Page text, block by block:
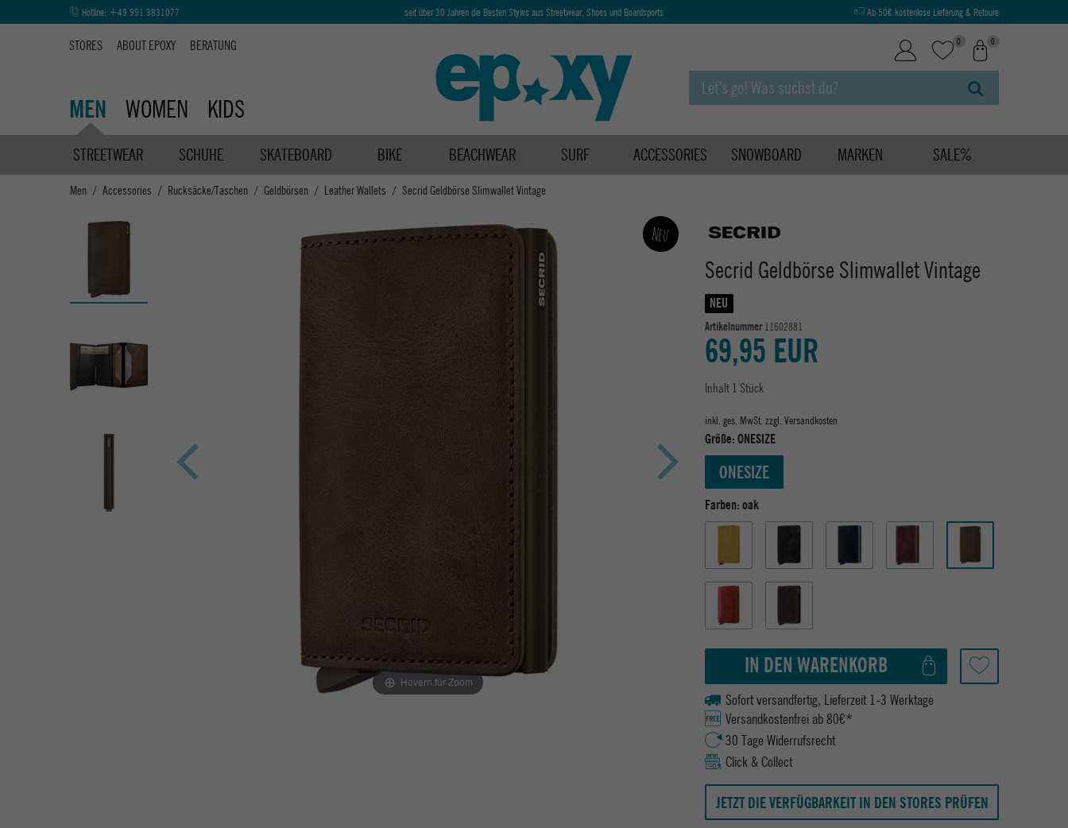
Hotline: +49 991 3831077 seit über 30 Jahren die Besten Styles aus Streetwear, Shoes und Boardsports Ab 50€ kostenlose Lieferung & Retoure
STORES ABOUT EPOXY BERATUNG
MEN WOMEN KIDS
0 0
STREETWEAR SCHUHE SKATEBOARD BIKE BEACHWEAR SURF ACCESSORIES SNOWBOARD MARKEN SALE%
Men Accessories Rucksäcke/Taschen Geldbörsen Leather Wallets Secrid Geldbörse Slimwallet Vintage
Hovern für Zoom
Neu
Secrid Geldbörse Slimwallet Vintage
NEU
Artikelnummer11602881
69,95 EUR
Inhalt 1 Stück
inkl. ges. MwSt. zzgl. Versandkosten
Größe:ONESIZE
ONESIZE
Farben:oak
IN DEN WARENKORB
Sofort versandfertig, Lieferzeit 1-3 Werktage
Versandkostenfrei ab 80€*
30 Tage Widerrufsrecht
Click & Collect
JETZT DIE VERFÜGBARKEIT IN DEN STORES PRÜFEN